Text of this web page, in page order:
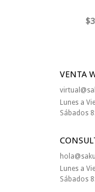
VENTA
Lunes a
Sábados
Lunes a
Sábados